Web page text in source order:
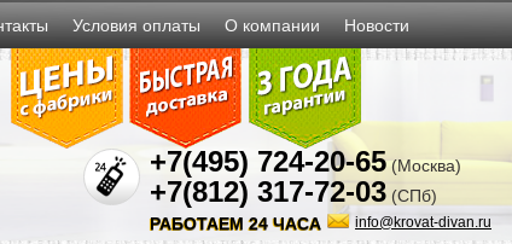
Условия оплаты О компании Новости
+7(495) 724-20-65 (Москва)
+7(812) 317-72-03 (СПб)
info@krovat-divan.ru
РАБОТАЕМ 24 ЧАСА